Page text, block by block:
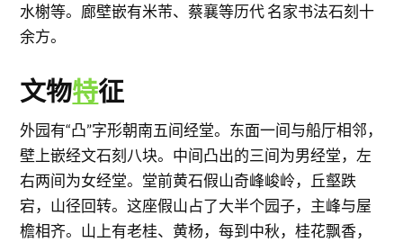
水榭等。廊壁嵌有米芾、蔡襄等历代 名家书法石刻十
余方。
文物特征
外园有“凸”字形朝南五间经堂。东面一间与船厅相邻，
壁上嵌经文石刻八块。中间凸出的三间为男经堂，左
右两间为女经堂。堂前黄石假山奇峰峻岭，丘壑跌
宕，山径回转。这座假山占了大半个园子，主峰与屋
檐相齐。山上有老桂、黄杨，每到中秋，桂花飘香，